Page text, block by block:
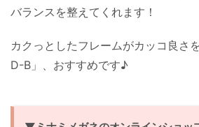
バランスを整えてくれます！
カクっとしたフレームがカッコ良さ
D-B」、おすすめです♪